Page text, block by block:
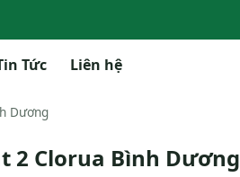
Tức Liên hệ
Dương
2 Clorua Bình Dương